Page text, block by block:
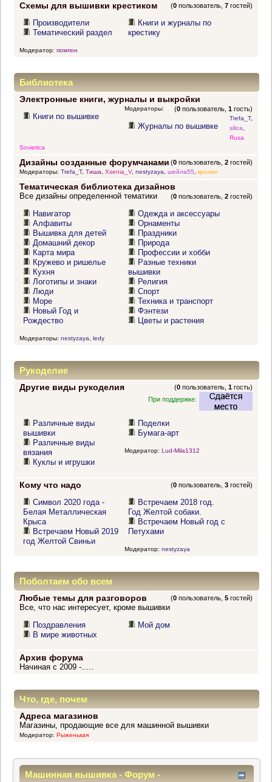
Схемы для вышивки крестиком (0 пользователь,7 гостей)
Производители
Тематический раздел
Книги и журналы по
крестику
Модератор: помпон
Библиотека
Электронные книги, журналы и выкройки
(0 пользователь,1 гость)
Книги по вышивке
Журналы по вышивке
Модераторы:
Trefa_T,
silica,
Rusa
Sovietica
Дизайны созданные форумчанами (0 пользователь,2 гостей)
Модераторы: Trefa_T, Тиша, Xsenia_V, nestyzaya, шейла55, крохин
Тематическая библиотека дизайнов
(0 пользователь,2 гостей)
Все дизайны определенной тематики
Навигатор
Алфавиты
Вышивка для детей
Домашний декор
Карта мира
Кружево и ришелье
Кухня
Логотипы и знаки
Люди
Море
Новый Год и
Рождество
Одежда и аксессуары
Орнаменты
Праздники
Природа
Профессии и хобби
Разные техники
вышивки
Религия
Спорт
Техника и транспорт
Фэнтези
Цветы и растения
Модераторы: nestyzaya ledy
Рукоделие
Другие виды рукоделия (0 пользователь,1 гость)
При поддержке:
Различные виды
вышивки
Различные виды
вязания
Куклы и игрушки
Поделки
Бумага-арт
Модератор: Lud-Mila1312
Кому что надо (0 пользователь,3 гостей)
Символ 2020 года -
Белая Металлическая
Крыса
Встречаем Новый 2019
год Желтой Свиньи
Встречаем 2018 год.
Год Желтой собаки.
Встречаем Новый год с
Петухами
Модератор: nestyzaya
Поболтаем обо всем
Любые темы для разговоров (0 пользователь,5 гостей)
Все, что нас интересует, кроме вышивки
Поздравления
В мире животных
Мой дом
Архив форума
Начиная с 2009 -.....
Что, где, почем
Адреса магазинов
Магазины, продающие все для машинной вышивки
Модератор: Рыженькая
Машинная вышивка - Форум -